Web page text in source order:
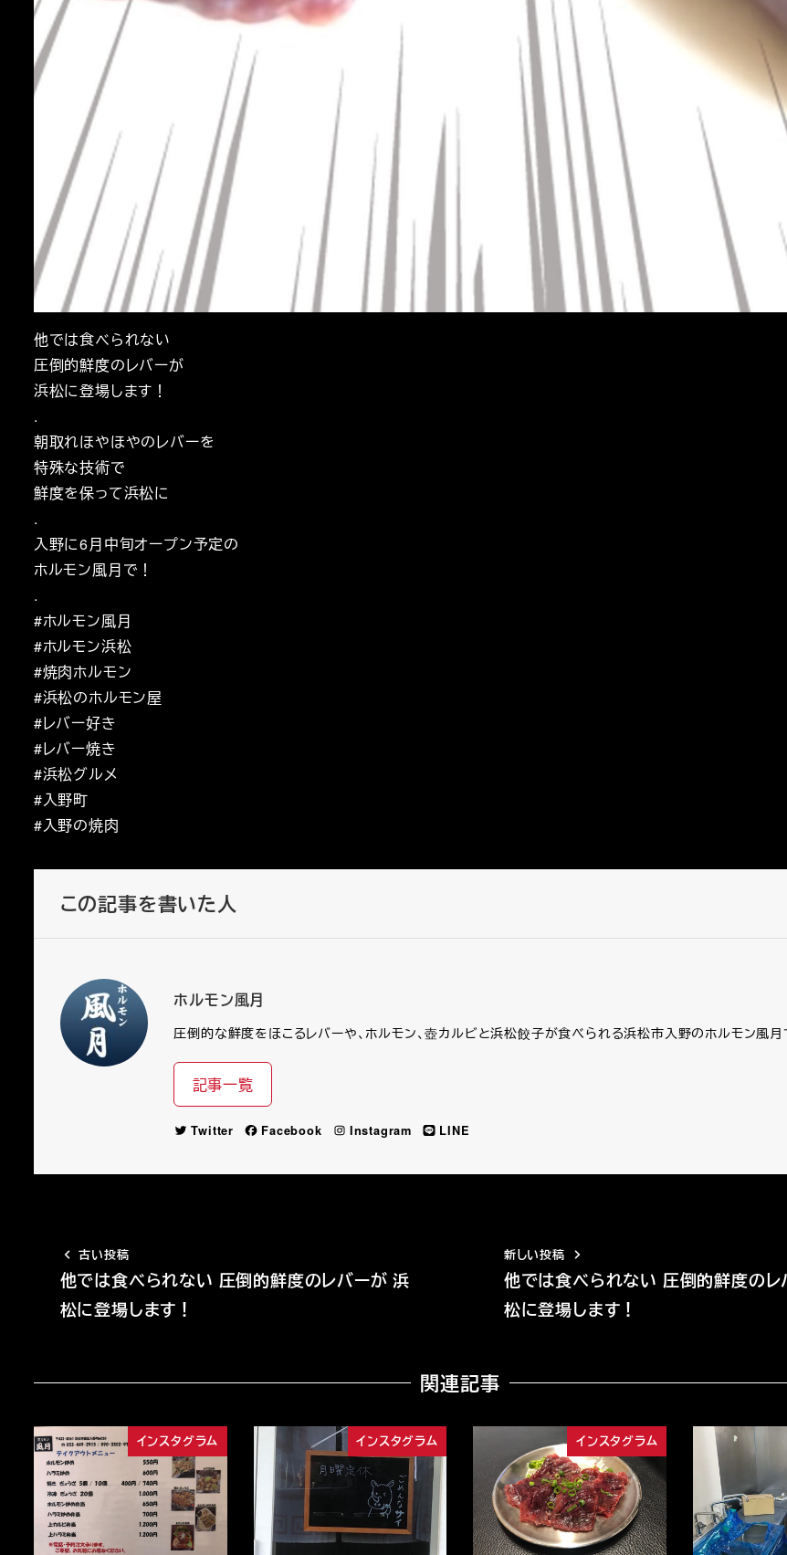
他では食べられない
圧倒的鮮度のレバーが
浜松に登場します！
.
朝取れほやほやのレバーを
特殊な技術で
鮮度を保って浜松に
.
入野に6月中旬オープン予定の
ホルモン風月で！
.
#ホルモン風月
#ホルモン浜松
#焼肉ホルモン
#浜松のホルモン屋
#レバー好き
#レバー焼き
#浜松グルメ
#入野町
#入野の焼肉
この記事を書いた人
ホルモン風月
圧倒的な鮮度をほこるレバーや、ホルモン、壺カルビと浜松餃子が食べられる浜松市入野のホルモン風月
記事一覧
Twitter Facebook Instagram LINE
古い投稿
他では食べられない 圧倒的鮮度のレバーが 浜
松に登場します！
新しい投稿
他では食べられない 圧倒的鮮度のレ
松に登場します！
関連記事
インスタグラム インスタグラム インスタグラム